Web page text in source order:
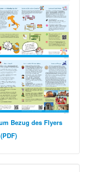
Bezug des Flyers